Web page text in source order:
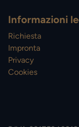
Informazioni
Richiesta
Impronta
Privacy
Cookies